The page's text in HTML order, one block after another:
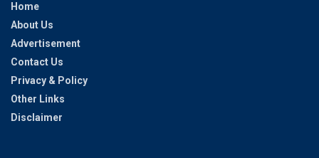
Home
About Us
Advertisement
Contact Us
Privacy & Policy
Other Links
Disclaimer